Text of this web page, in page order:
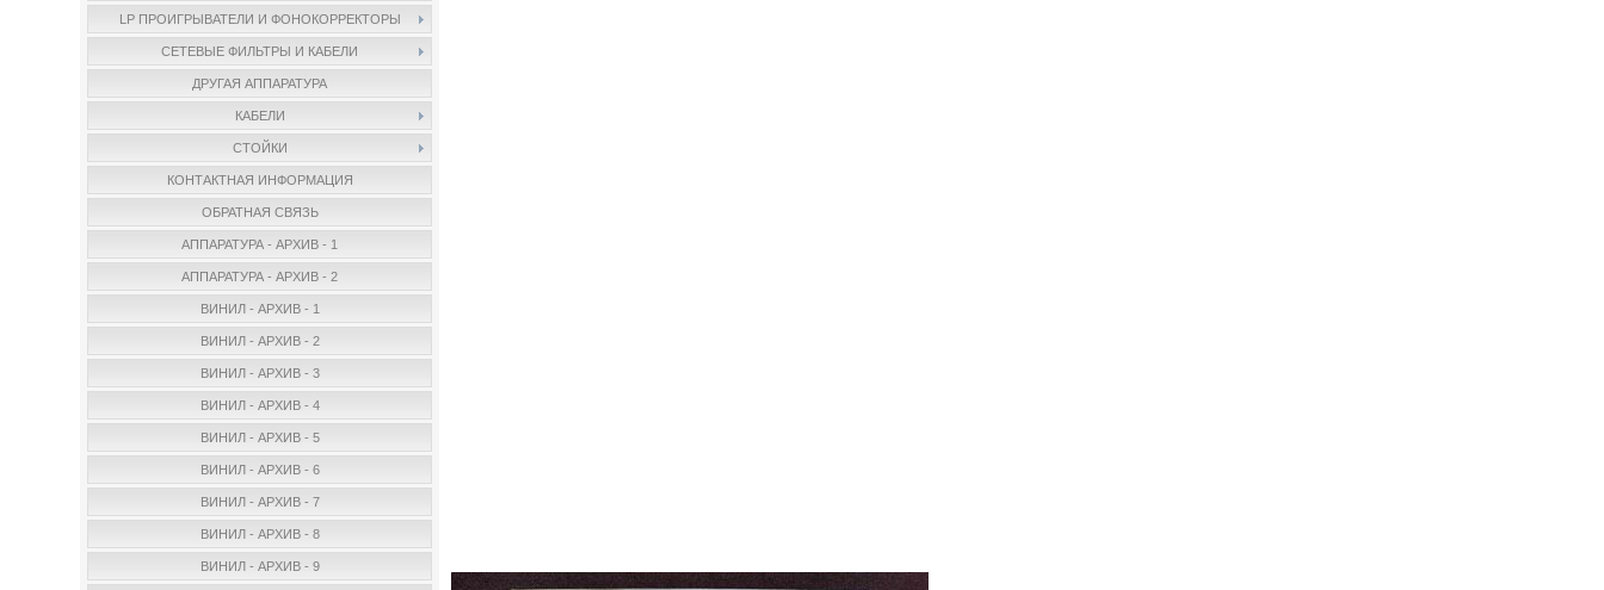
LP ПРОИГРЫВАТЕЛИ И ФОНОКОРРЕКТОРЫ
СЕТЕВЫЕ ФИЛЬТРЫ И КАБЕЛИ
ДРУГАЯ АППАРАТУРА
КАБЕЛИ
СТОЙКИ
КОНТАКТНАЯ ИНФОРМАЦИЯ
ОБРАТНАЯ СВЯЗЬ
АППАРАТУРА - АРХИВ - 1
АППАРАТУРА - АРХИВ - 2
ВИНИЛ - АРХИВ - 1
ВИНИЛ - АРХИВ - 2
ВИНИЛ - АРХИВ - 3
ВИНИЛ - АРХИВ - 4
ВИНИЛ - АРХИВ - 5
ВИНИЛ - АРХИВ - 6
ВИНИЛ - АРХИВ - 7
ВИНИЛ - АРХИВ - 8
ВИНИЛ - АРХИВ - 9